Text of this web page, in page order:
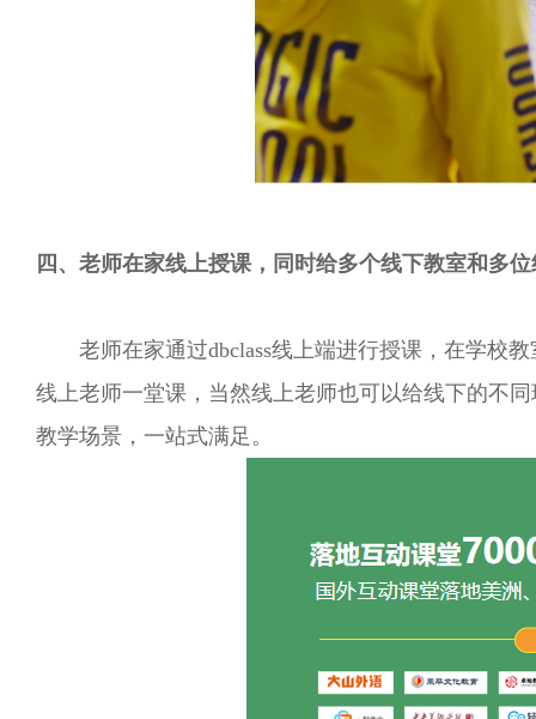
四、老师在家线上授课，同时给多个线下教室和多
老师在家通过dbclass线上端进行授课，在学校
线上老师一堂课，当然线上老师也可以给线下的不
教学场景，一站式满足。